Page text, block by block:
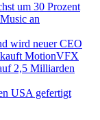
um 30 Prozent
an
wird neuer CEO
MotionVFX
2,5 Milliarden
USA gefertigt